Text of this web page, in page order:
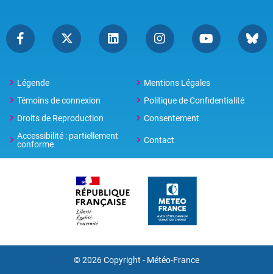
Légende
Mentions Légales
Témoins de connexion
Politique de Confidentialité
Droits de Reproduction
Consentement
Accessibilité : partiellement
conforme
Contact
© 2026 Copyright - Météo-France